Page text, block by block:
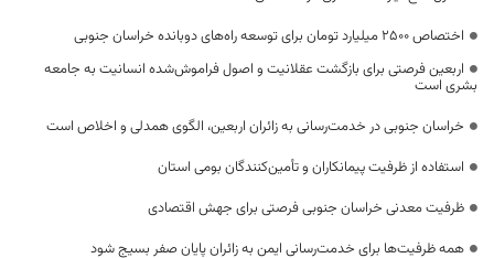
اختصاص 2500 میلیارد تومان برای توسعه راه‌های دوبانده خراسان جنوبی
اربعین فرصتی برای بازگشت عقلانیت و اصول فراموش‌شده انسانیت به جامعه
بشری است
خراسان جنوبی در خدمت‌رسانی به زائران اربعین، الگوی همدلی و اخلاص است
استفاده از ظرفیت پیمانکاران و تأمین‌کنندگان بومی استان
ظرفیت معدنی خراسان جنوبی فرصتی برای جهش اقتصادی
همه ظرفیت‌ها برای خدمت‌رسانی ایمن به زائران پایان صفر بسیج شود